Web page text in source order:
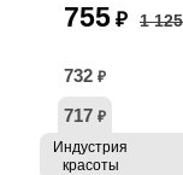
755 ₽ 1
732 ₽
717 ₽
Индустрия
красоты